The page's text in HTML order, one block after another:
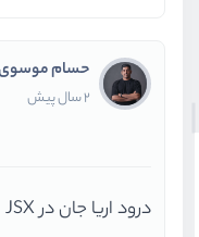
حسام
2 سال پیش